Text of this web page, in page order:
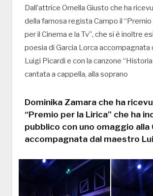
Dall’attrice Ornella Giusto che ha
della famosa regista Campo il “Premio
per il Cinema e la Tv”, che si è inoltre
poesia di Garcia Lorca accompagnata
Luigi Picardi e con la canzone
cantata a cappella, alla soprano
Dominika Zamara che ha
“Premio per la Lirica” che ha
pubblico con uno omaggio alla
accompagnata dal maestro